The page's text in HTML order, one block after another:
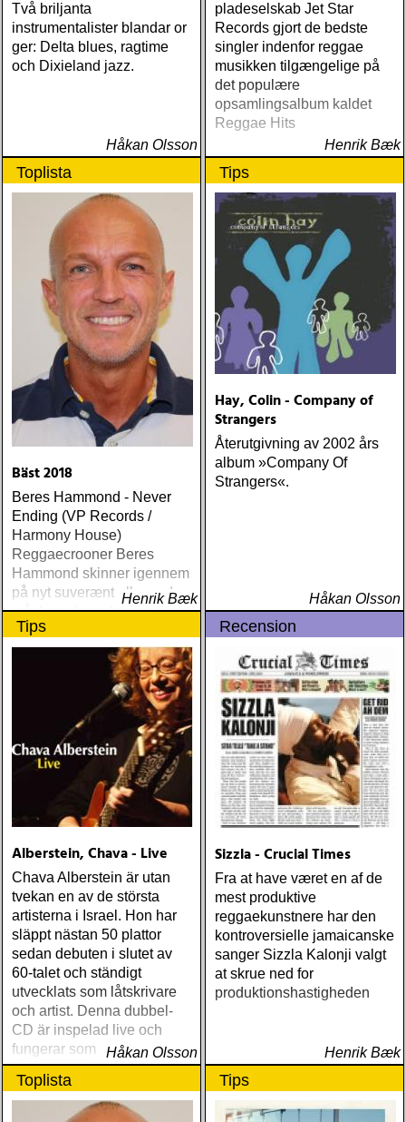
Två briljanta
instrumentalister blandar or
ger: Delta blues, ragtime
och Dixieland jazz.
Håkan Olsson
pladeselskab Jet Star
Records gjort de bedste
singler indenfor reggae
musikken tilgængelige på
det populære
opsamlingsalbum kaldet
Reggae Hits
Henrik Bæk
Toplista
Bäst 2018
Beres Hammond - Never
Ending (VP Records /
Harmony House)
Reggaecrooner Beres
Hammond skinner igennem
på nyt suverænt album, der
måske er hans bedste
gennem tiderne
Henrik Bæk
Tips
Hay, Colin - Company of
Strangers
Återutgivning av 2002 års
album »Company Of
Strangers«.
Håkan Olsson
Tips
Alberstein, Chava - Live
Chava Alberstein är utan
tvekan en av de största
artisterna i Israel. Hon har
släppt nästan 50 plattor
sedan debuten i slutet av
60-talet och ständigt
utvecklats som låtskrivare
och artist. Denna dubbel-
CD är inspelad live och
fungerar som en utmärkt
introduktion till denna
världsartist.
Håkan Olsson
Recension
Sizzla - Crucial Times
Fra at have været en af de
mest produktive
reggaekunstnere har den
kontroversielle jamaicanske
sanger Sizzla Kalonji valgt
at skrue ned for
produktionshastigheden
Henrik Bæk
Toplista Tips